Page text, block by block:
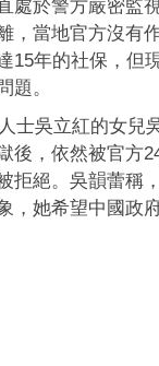
處於警方嚴密監
，當地官方沒有
15年的社保，但
題。
士吳立紅的女兒
後，依然被官方
拒絕。吳韻蕾稱
，她希望中國政